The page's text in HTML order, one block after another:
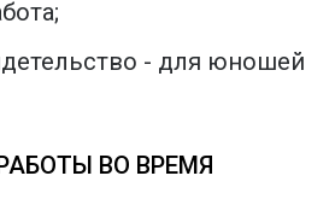
- для юношей
ВО ВРЕМЯ